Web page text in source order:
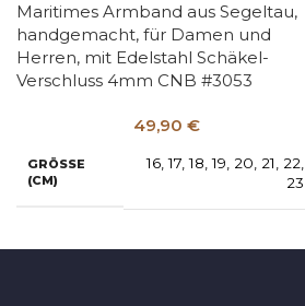
Maritimes Armband aus Segeltau,
handgemacht, für Damen und
Herren, mit Edelstahl Schäkel-
Verschluss 4mm CNB #3053
49,90€
GRÖSSE (
CM)
16,17,18,19, 20, 21, 22,
23